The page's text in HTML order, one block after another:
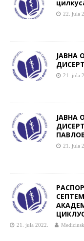
22. jula
ЈАВНA
21. jula
ЈАВНA
21. jula
21. jula 2022.